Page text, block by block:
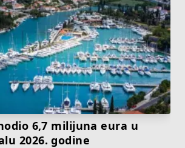
6,7 milijuna eura u
2026. godine